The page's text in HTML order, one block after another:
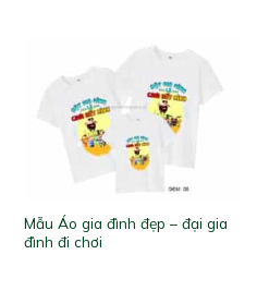
Mẫu Áo gia đình đẹp – đại gia
đình đi chơi